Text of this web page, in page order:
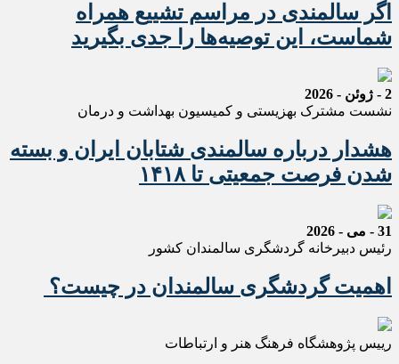
اگر سالمندی در مراسم تشییع همراه
شماست، این توصیه‌ها را جدی بگیرید
2 - ژوئن - 2026
نشست مشترک بهزیستی و کمیسیون بهداشت و درمان
هشدار درباره سالمندی شتابان ایران و بسته
شدن فرصت جمعیتی تا ۱۴۱۸
31 - می - 2026
رئیس دبیرخانه گردشگری سالمندان کشور
اهمیت گردشگری سالمندان در چیست؟
رییس پژوهشگاه فرهنگ هنر و ارتباطات